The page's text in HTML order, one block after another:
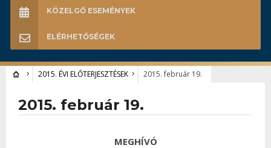
KÖZELGŐ ESEMÉNYEK
ELÉRHETŐSÉGEK
2015. ÉVI ELŐTERJESZTÉSEK 2015. február 19.
2015. február 19.
MEGHÍVÓ